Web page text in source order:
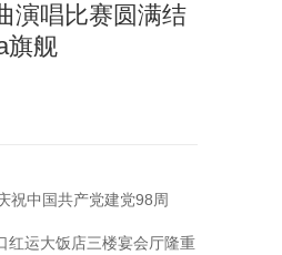
演唱比赛圆满结
旗舰
中国共产党建党98周
红运大饭店三楼宴会厅隆重